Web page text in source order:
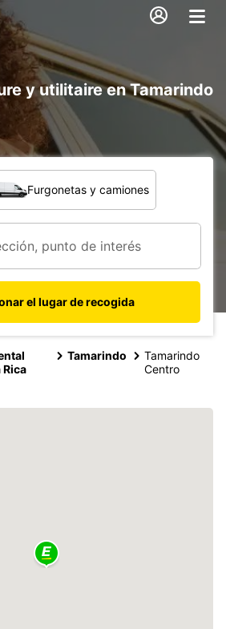
y utilitaire en Tamarindo
Furgonetas y camiones
el lugar de recogida
Tamarindo
Tamarindo
Centro